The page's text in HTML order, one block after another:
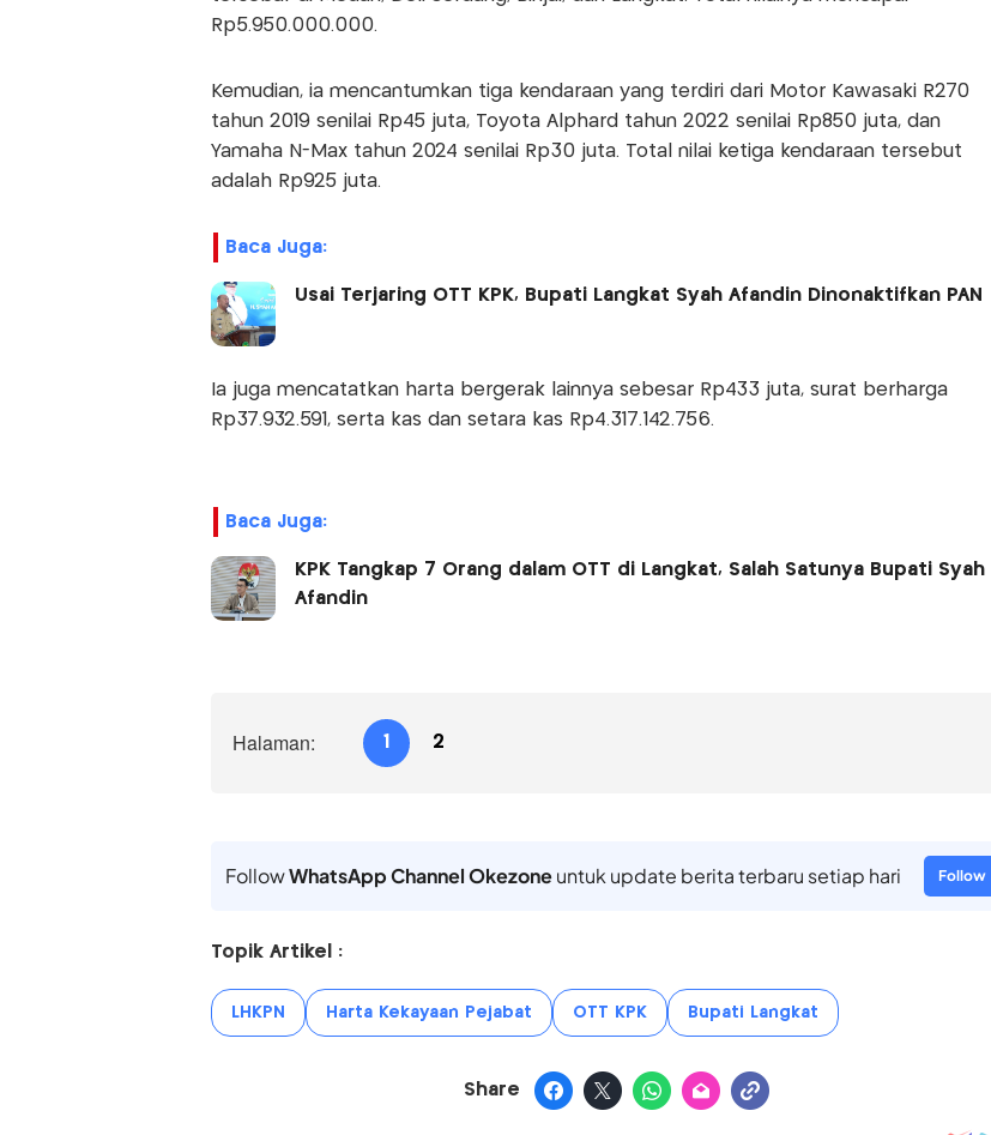
Rp5.950.000.000.
Kemudian, ia mencantumkan tiga kendaraan yang terdiri dari Motor Kawasaki R270
tahun 2019 senilai Rp45 juta, Toyota Alphard tahun 2022 senilai Rp850 juta, dan
Yamaha N-Max tahun 2024 senilai Rp30 juta. Total nilai ketiga kendaraan tersebut
adalah Rp925 juta.
Baca Juga:
Usai Terjaring OTT KPK, Bupati Langkat Syah Afandin Dinonaktifkan PAN
Ia juga mencatatkan harta bergerak lainnya sebesar Rp433 juta, surat berharga
Rp37.932.591, serta kas dan setara kas Rp4.317.142.756.
Baca Juga:
KPK Tangkap 7 Orang dalam OTT di Langkat, Salah Satunya Bupati Syah
Afandin
Halaman: 1 2
FollowWhatsApp Channel Okezoneuntuk update berita terbaru setiap hari Follow
Topik Artikel :
LHKPN Harta Kekayaan Pejabat OTT KPK Bupati Langkat
Share